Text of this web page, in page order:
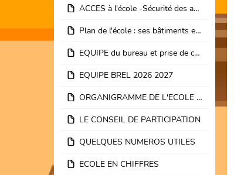
ACCES à l'école -Sécurité des abords et rue scolaire Loossens
Plan de l'école : ses bâtiments et ses espaces
EQUIPE du bureau et prise de contacts enseignants
EQUIPE BREL 2026 2027
ORGANIGRAMME DE L'ECOLE JACQUES BREL
LE CONSEIL DE PARTICIPATION
QUELQUES NUMEROS UTILES
ECOLE EN CHIFFRES